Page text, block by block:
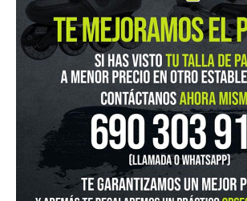
Bolsas
Herramientas
IN-GRAVITY MADRID RETIRO
Pza. Mariano de Cavia, 2
915 524 553
in-gravity@in-gravity.com
HORARIO
Lunes a Viernes de 12:00 - 20:30
Sabado De 10:00 - 20:30